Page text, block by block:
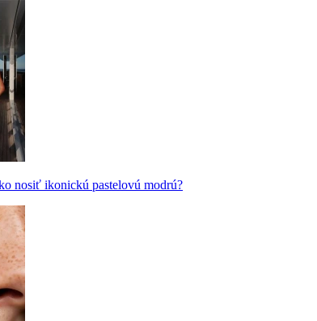
nosiť ikonickú pastelovú modrú?